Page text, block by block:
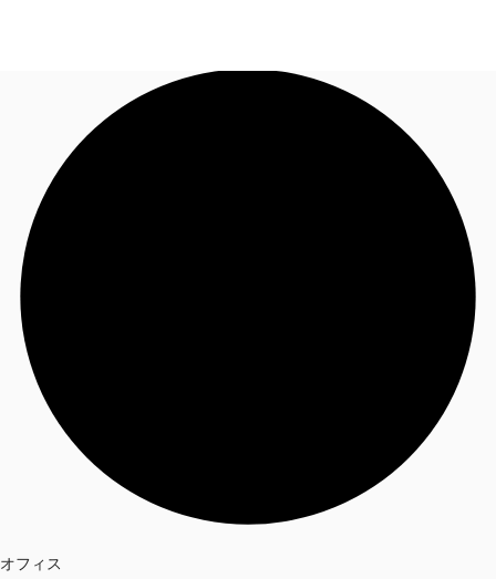
オフィス・事務所
倉庫・物流センター
お電話
オフィス